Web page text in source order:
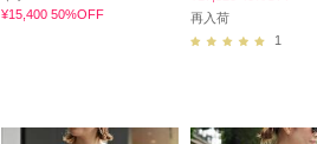
¥15,400 50%OFF
再入荷
1